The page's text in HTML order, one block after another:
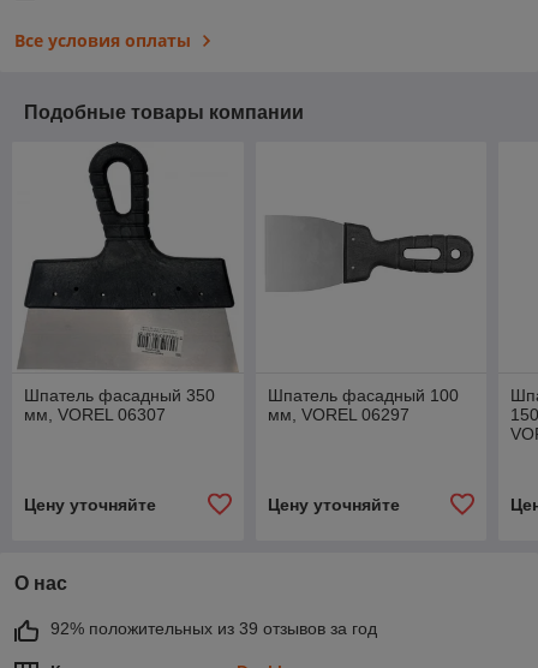
Все условия оплаты
Подобные товары компании
Шпатель фасадный 350
мм, VOREL 06307
Цену уточняйте
Шпатель фасадный 100
мм, VOREL 06297
Цену уточняйте
О нас
92% положительных из 39 отзывов за год